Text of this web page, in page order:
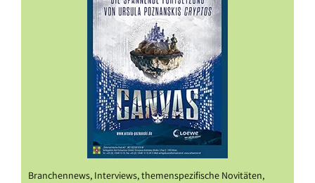
Branchennews, Interviews, themenspezifische Novitäten,